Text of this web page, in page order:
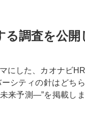
る調査を公開
にした、カオナビ
シティの針はどち
来予測―”を掲載し